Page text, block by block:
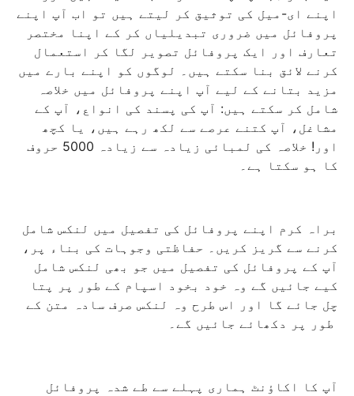
اپنے ای-میل کی توثیق کر لیتے ہیں تو اب آپ اپنے
پروفائل میں ضروری تبدیلیاں کر کے اپنا مختصر
تعارف اور ایک پروفائل تصویر لگا کر استعمال
کرنے لائق بنا سکتے ہیں۔ لوگوں کو اپنے بارے میں
مزید بتانے کے لیے آپ اپنے پروفائل میں خلاصہ
شامل کر سکتے ہیں: آپ کی پسند کی انواع، آپ کے
مشاغل، آپ کتنے عرصے سے لکھ رہے ہیں، یا کچھ
اور! خلاصہ کی لمبائی زیادہ سے زیادہ 5000 حروف
کا ہو سکتا ہے۔
براہ کرم اپنے پروفائل کی تفصیل میں لنکس شامل
کرنے سے گریز کریں۔ حفاظتی وجوہات کی بناء پر،
آپ کے پروفائل کی تفصیل میں جو بھی لنکس شامل
کیے جائیں گے وہ خود بخود اسپام کے طور پر پتا
چل جائے گا اور اس طرح وہ لنکس صرف سادہ متن کے
آپ کا اکاؤنٹ ہماری پہلے سے طے شدہ پروفائل